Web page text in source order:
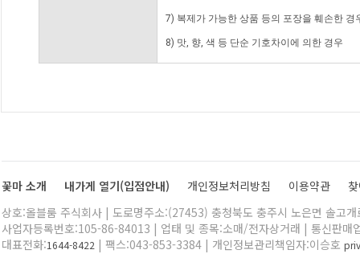
7) 복제가 가능한 상품 등의 포장을 훼손한 경
8) 맛, 향, 색 등 단순 기호차이에 의한 경우
꽃마 소개 내가게 열기(입점안내) 개인정보처리방침 이용약관
상호:올블룸 주식회사 | 도로명주소:(27453) 충청북도 충주시 노은면 솔고
사업자등록번호:105-86-84013 | 업태 및 종목:소매/전자상거래 | 통신판매
대표전화:1644-8422 | 팩스:043-853-3384 | 개인정보관리책임자:이승호